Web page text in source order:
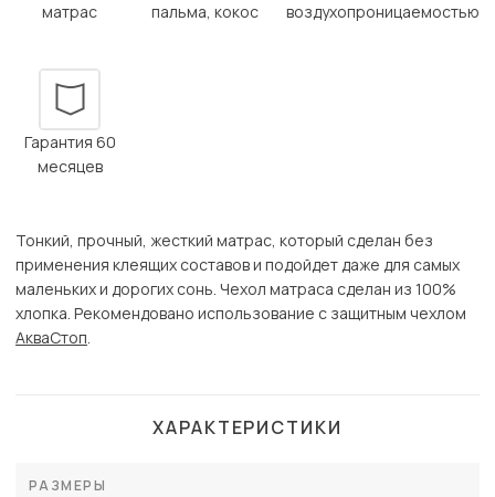
матрас
пальма, кокос
воздухопроницаемостью
Гарантия 60
месяцев
Тонкий, прочный, жесткий матрас, который сделан без
применения клеящих составов и подойдет даже для самых
маленьких и дорогих сонь. Чехол матраса сделан из 100%
хлопка. Рекомендовано использование с защитным чехлом
АкваСтоп.
ХАРАКТЕРИСТИКИ
РАЗМЕРЫ